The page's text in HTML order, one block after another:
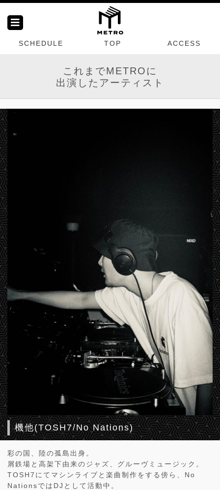
SCHEDULE TOP ACCESS
これまでMETROに
出演したアーティスト
機他(TOSH7/No Nations)
彩の国、陸の孤島出身。
屑鉄場と高架下由来のジャズ、グルーヴミュージック。
TOSH7にてマシンライブと楽曲制作をする傍ら、No
NationsではDJとして活動中。